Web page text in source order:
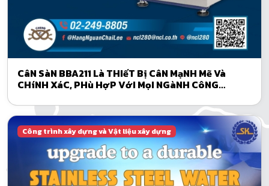
CâN SàN BBA211 Là THIếT Bị CâN MạNH Mẽ Và
CHíNH XáC, PHù HợP VớI MọI NGàNH CôNG
Công trình xây dựng và Vật liệu xây dựng